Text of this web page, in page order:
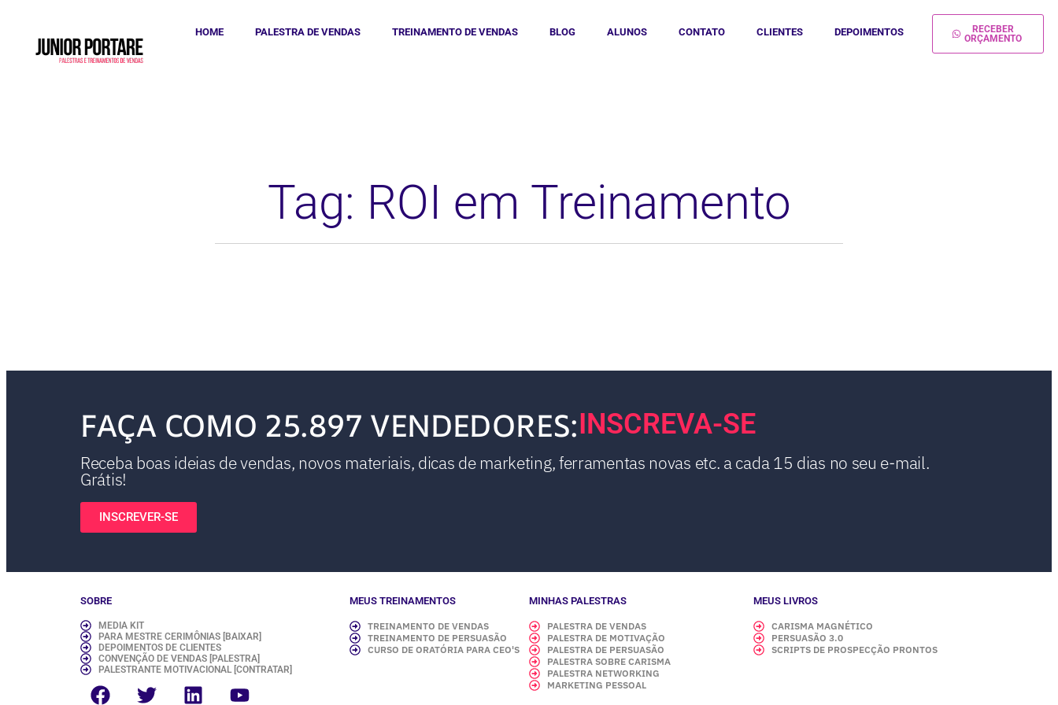
HOME PALESTRA DE VENDAS TREINAMENTO DE VENDAS BLOG ALUNOS CONTATO CLIENTES DEPOIMENTOS
RECEBER
ORÇAMENTO
Tag: ROI em Treinamento
FAÇA COMO 25.897 VENDEDORES:INSCREVA-SE
Receba boas ideias de vendas, novos materiais, dicas de marketing, ferramentas novas etc. a cada 15 dias no seu e-mail.
Grátis!
INSCREVER-SE
SOBRE
MEDIA KIT
PARA MESTRE CERIMÔNIAS [BAIXAR]
DEPOIMENTOS DE CLIENTES
CONVENÇÃO DE VENDAS [PALESTRA]
PALESTRANTE MOTIVACIONAL [CONTRATAR]
MEUS TREINAMENTOS
TREINAMENTO DE VENDAS
TREINAMENTO DE PERSUASÃO
CURSO DE ORATÓRIA PARA CEO'S
MINHAS PALESTRAS
PALESTRA DE VENDAS
PALESTRA DE MOTIVAÇÃO
PALESTRA DE PERSUASÃO
PALESTRA SOBRE CARISMA
PALESTRA NETWORKING
MARKETING PESSOAL
MEUS LIVROS
CARISMA MAGNÉTICO
PERSUASÃO 3.0
SCRIPTS DE PROSPECÇÃO PRONTOS